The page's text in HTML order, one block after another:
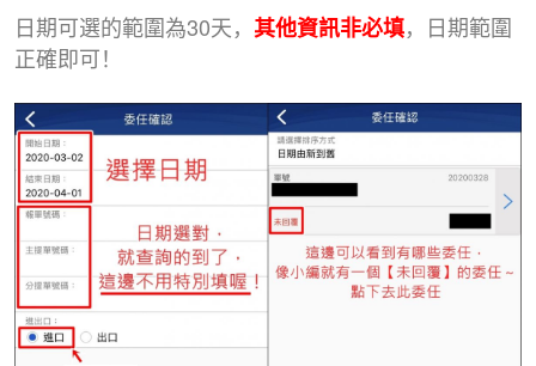
日期可選的範圍為30天， 其他資訊非必填，日期範圍
正確即可！